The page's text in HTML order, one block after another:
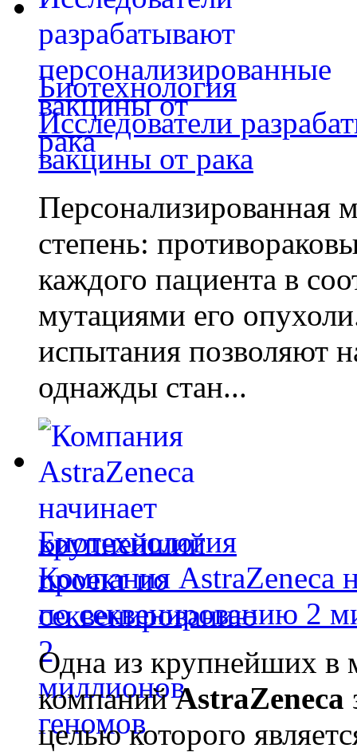
Биотехнология
Исследователи
вакцины от рака
Персонализированная
степень:
каждого пациента в
мутациями его
испытания позволяют
однажды стан...
Биотехнология
Компания AstraZeneca
по секвенированию 2
Одна из крупнейших в
компанийAstraZeneca
целью которого